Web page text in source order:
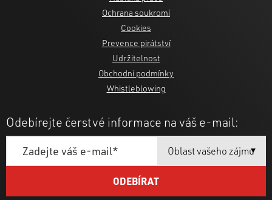
Ochrana soukromí
Cookies
Prevence pirátství
Udržitelnost
Obchodní podmínky
Whistleblowing
Odebírejte čerstvé informace na váš e-mail: